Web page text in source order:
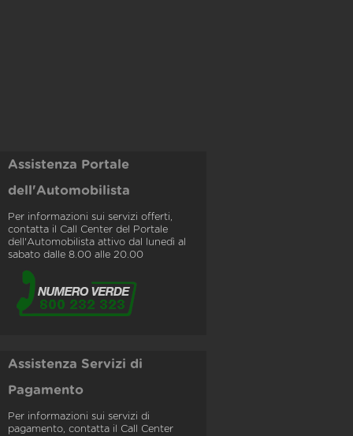
Assistenza Portale
dell'Automobilista
Per informazioni sui servizi offerti,
contatta il Call Center del Portale
dell'Automobilista attivo dal lunedì al
sabato dalle 8.00 alle 20.00
Assistenza Servizi di
Pagamento
Per informazioni sui servizi di
pagamento, contatta il Call Center